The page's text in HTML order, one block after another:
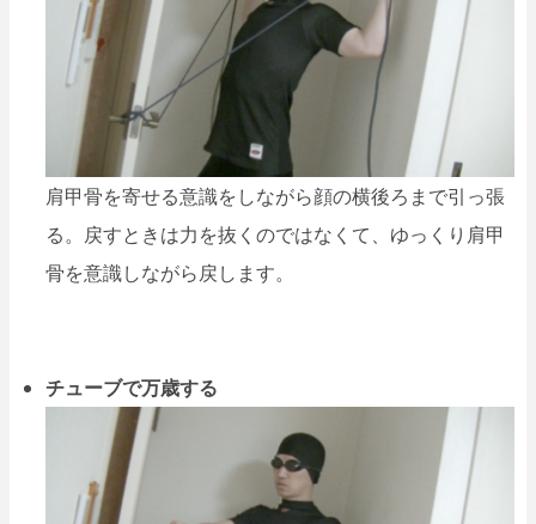
肩甲骨を寄せる意識をしながら顔の横後ろまで引っ張
る。戻すときは力を抜くのではなくて、ゆっくり肩甲
骨を意識しながら戻します。
チューブで万歳する